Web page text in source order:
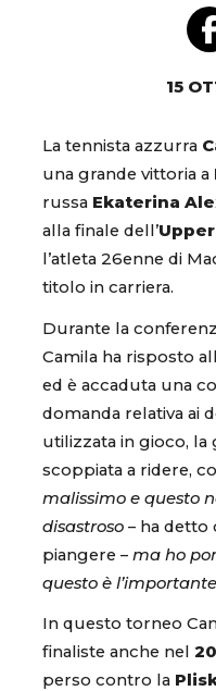
15
La tennista azzurra
una grande vittoria a
russa Ekaterina
alla finale dell’
l’atleta 26enne di
titolo in carriera.
Durante la
Camila ha risposto
ed è accaduta una
domanda relativa ai
utilizzata in gioco, la
scoppiata a ridere,
malissimo e questo
disastroso – ha detto
piangere – ma ho
questo è l’importante
In questo torneo
finaliste anche nel
perso contro la